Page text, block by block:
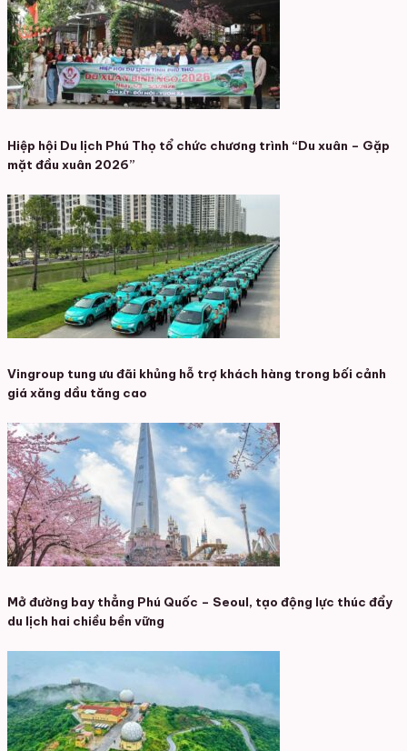
Hiệp hội Du lịch Phú Thọ tổ chức chương trình “Du xuân – Gặp
mặt đầu xuân 2026”
Vingroup tung ưu đãi khủng hỗ trợ khách hàng trong bối cảnh
giá xăng dầu tăng cao
Mở đường bay thẳng Phú Quốc – Seoul, tạo động lực thúc đẩy
du lịch hai chiều bền vững